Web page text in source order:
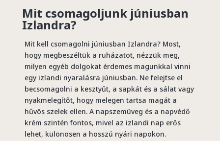
Mit csomagoljunk júniusban
Izlandra?
Mit kell csomagolni júniusban Izlandra? Most,
hogy megbeszéltük a ruházatot, nézzük meg,
milyen egyéb dolgokat érdemes magunkkal vinni
egy izlandi nyaralásra júniusban. Ne felejtse el
becsomagolni a kesztyűt, a sapkát és a sálat vagy
nyakmelegítőt, hogy melegen tartsa magát a
hűvös szelek ellen. A napszemüveg és a napvédő
krém szintén fontos, mivel az izlandi nap erős
lehet, különösen a hosszú nyári napokon.